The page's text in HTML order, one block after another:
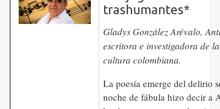
trashumantes*
​​​​​​Gladys González Arévalo,
escritora e investigadora de
cultura colombiana.
La poesía emerge del delirio
noche de fábula hizo decir a